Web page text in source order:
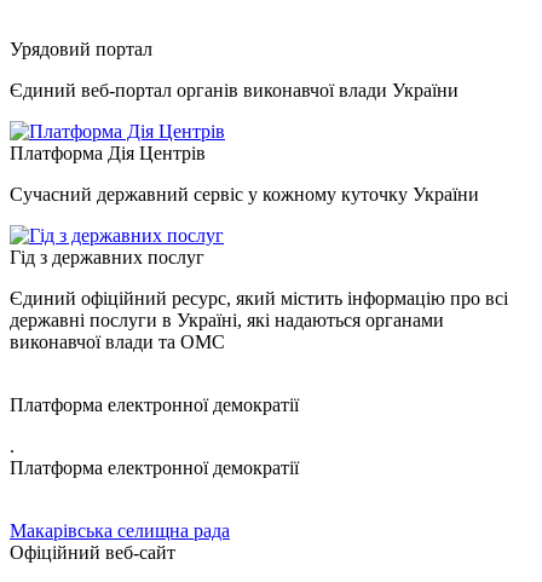
Урядовий портал
Єдиний веб-портал органів виконавчої влади України
Платформа Дія Центрів
Сучасний державний сервіс у кожному куточку України
Гід з державних послуг
Єдиний офіційний ресурс, який містить інформацію про всі
державні послуги в Україні, які надаються органами
виконавчої влади та ОМС
Платформа електронної демократії
.
Платформа електронної демократії
Макарівська селищна рада
Офіційний веб-сайт